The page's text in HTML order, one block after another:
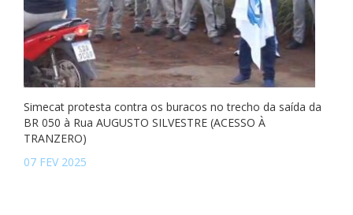
Simecat protesta contra os buracos no trecho da saída da
BR 050 à Rua AUGUSTO SILVESTRE (ACESSO À
TRANZERO)
07 FEV 2025